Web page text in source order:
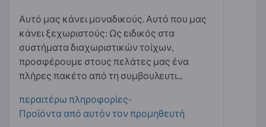
Αυτό μας κάνει μοναδικούς. Αυτό που μας
κάνει ξεχωριστούς: Ως ειδικός στα
συστήματα διαχωριστικών τοίχων,
προσφέρουμε στους πελάτες μας ένα
πλήρες πακέτο από τη συμβουλευτι...
περαιτέρω πληροφορίες-
Προϊόντα από αυτόν τον προμηθευτή